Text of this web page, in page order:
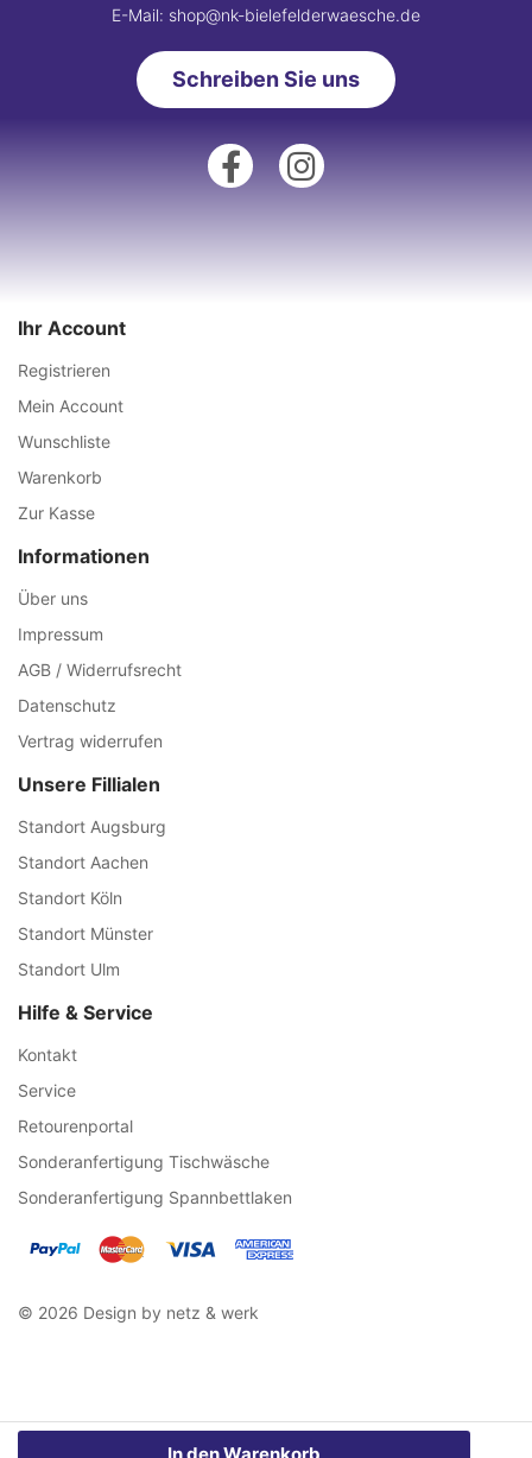
E-Mail: shop@nk-bielefelderwaesche.de
Schreiben Sie uns
Ihr Account
Registrieren
Mein Account
Wunschliste
Warenkorb
Zur Kasse
Informationen
Über uns
Impressum
AGB / Widerrufsrecht
Datenschutz
Vertrag widerrufen
Unsere Fillialen
Standort Augsburg
Standort Aachen
Standort Köln
Standort Münster
Standort Ulm
Hilfe & Service
Kontakt
Service
Retourenportal
Sonderanfertigung Tischwäsche
Sonderanfertigung Spannbettlaken
© 2026 Design by netz & werk